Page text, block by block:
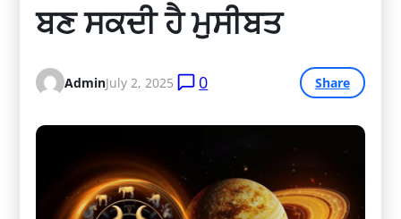
ਬਣ ਸਕਦੀ ਹੈ ਮੁਸੀਬਤ
AdminJuly 2, 2025 0 Share